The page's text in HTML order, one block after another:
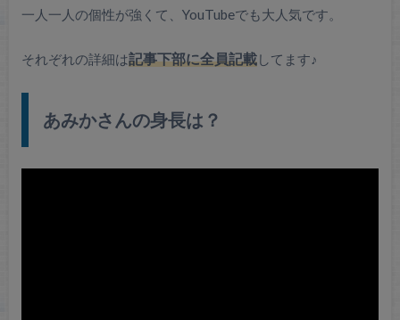
一人一人の個性が強くて、YouTubeでも大人気です。
それぞれの詳細は記事下部に全員記載してます♪
あみかさんの身長は？